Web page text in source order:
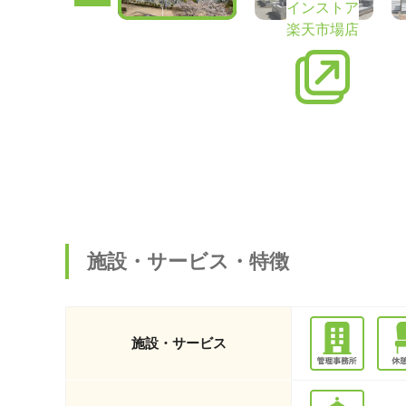
インストア
楽天市場店
施設・サービス・特徴
施設・サービス